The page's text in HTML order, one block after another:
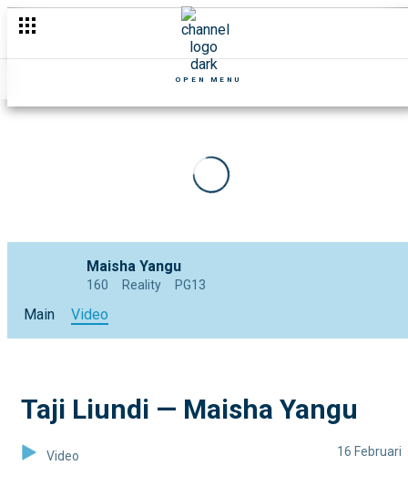
OPEN MENU
Maisha Yangu
160 Reality PG13
Main Video
Taji Liundi — Maisha Yangu
Video 16 Februari